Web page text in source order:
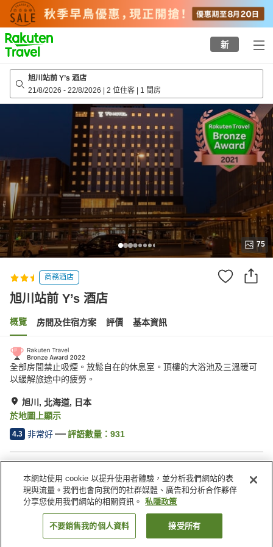
to
top
page
新
旭川站前 Y’s 酒店
21/8/2026 - 22/8/2026 | 2 位住客 | 1 間房
75
商務酒店
旭川站前 Y’s 酒店
概覽 房間及住宿方案 評價 基本資訊
全部房間禁止吸煙。放鬆自在的休息室。頂樓的大浴池及三溫暖可
以緩解旅途中的疲勞。
旭川, 北海道, 日本
於地圖上顯示
4.3 非常好 評語數量： 931
停車場
桑拿
水療/美容院
餐廳
日本 北海道 旭川 旭川站前 Y’s 酒店
找客房
本網站使用 cookie 以提升使用者體驗，並分析我們網站的表
現與流量。我們也會向我們的社群媒體、廣告和分析合作夥伴
分享您使用我們網站的相關資訊。
私隱政策
不要銷售我的個人資料 接受所有